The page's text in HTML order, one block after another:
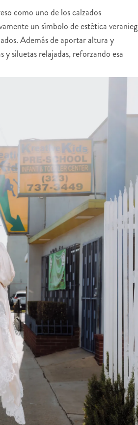
como uno de los calzados
un símbolo de estética
Además de aportar altura y
siluetas relajadas, reforzando esa